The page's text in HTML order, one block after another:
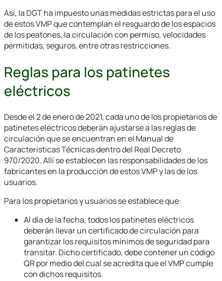
Así, la DGT ha impuesto unas medidas estrictas para el uso
de estos VMP que contemplan el resguardo de los espacios
de los peatones, la circulación con permiso, velocidades
permitidas, seguros, entre otras restricciones.
Reglas para los patinetes
eléctricos
Desde el 2 de enero de 2021, cada uno de los propietarios de
patinetes eléctricos deberán ajustarse a las reglas de
circulación que se encuentran en el Manual de
Características Técnicas dentro del Real Decreto
970/2020. Allí se establecen las responsabilidades de los
fabricantes en la producción de estos VMP y las de los
usuarios.
Para los propietarios y usuarios se establece que:
Al día de la fecha, todos los patinetes eléctricos
deberán llevar un certificado de circulación para
garantizar los requisitos mínimos de seguridad para
transitar. Dicho certificado, debe contener un código
QR por medio del cual se acredita que el VMP cumple
con dichos requisitos.